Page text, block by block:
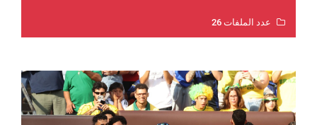
عدد الملفات 26